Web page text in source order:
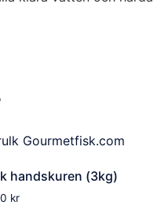
handskuren (3kg)
kr